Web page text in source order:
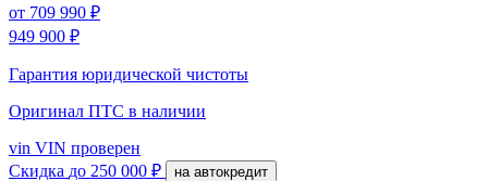
от 709 990 ₽
949 900 ₽
Гарантия юридической чистоты
Оригинал ПТС в наличии
vin VIN проверен
Скидка до 250 000 ₽ на автокредит